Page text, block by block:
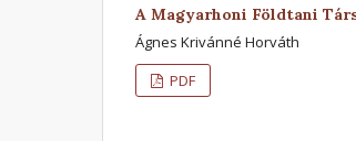
A Magyarhoni Földtani
Ágnes Krivánné Horváth
PDF